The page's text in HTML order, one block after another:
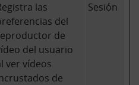
las
del
de
del usuario
ver vídeos
de
Sesión